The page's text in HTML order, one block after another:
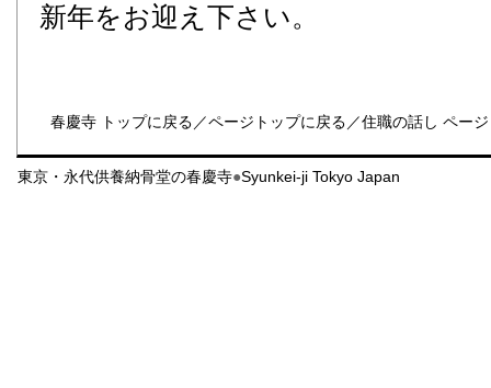
新年をお迎え下さい。
春慶寺 トップに戻る ／ページトップに戻る ／住職の話し ペー
東京・永代供養納骨堂の春慶寺●Syunkei-ji Tokyo Japan